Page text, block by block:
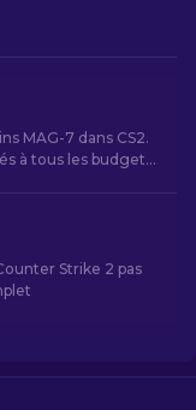
MAG-7 dans CS2.
à tous les budgets
Strike 2 pas